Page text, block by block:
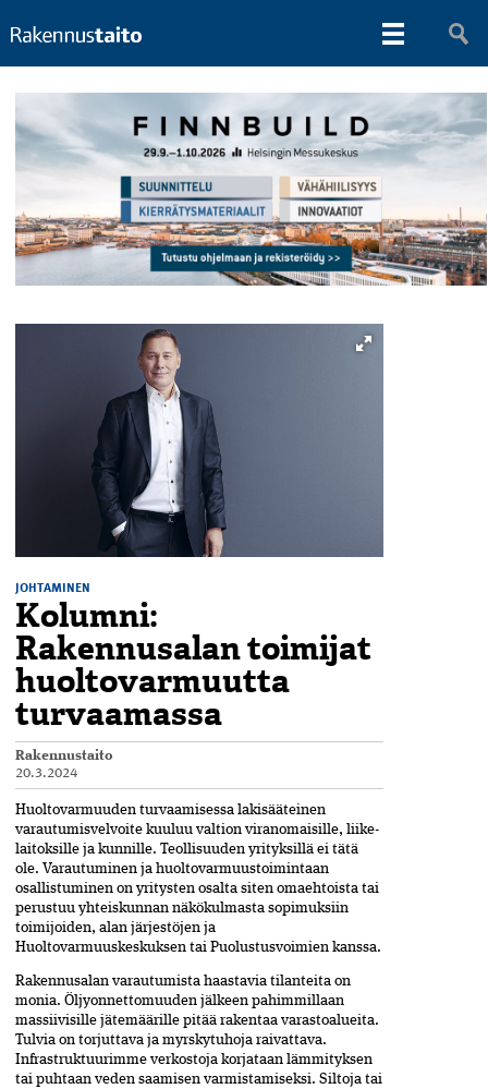
JOHTAMINEN
Kolumni:
Rakennusalan toimijat
huoltovarmuutta
turvaamassa
Rakennustaito
20.3.2024
Huoltovarmuuden turvaamisessa­ lakisääteinen
varautumisvelvoite­ kuuluu valtion viranomaisille, liike­
laitoksille ja kunnille. Teollisuuden yrityksillä ei tätä
ole. Varautuminen­ ja huolto­varmuustoimintaan
osallistuminen on yritysten osalta siten omaehtoista tai
perustuu yhteiskunnan näkökulmasta sopimuksiin
toimijoiden, alan järjestöjen ja
Huoltovarmuuskeskuksen tai Puolustusvoimien kanssa.
Rakennusalan varautumista haastavia tilan­teita on
monia. Öljyonnettomuuden jälkeen pahimmillaan
massiivisille jätemäärille pitää rakentaa varastoalueita.
Tulvia on torjuttava ja myrskytuhoja raivattava.
Infrastruktuurimme verkostoja korjataan lämmityksen
tai puhtaan veden saamisen varmistamiseksi. Siltoja tai